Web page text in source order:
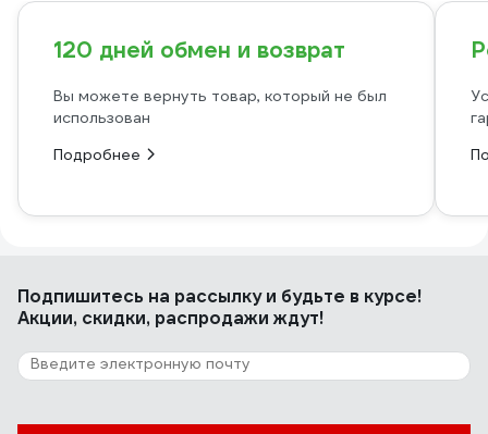
120 дней обмен и возврат
Вы можете вернуть товар, который не был
использован
Подробнее
Подпишитесь на рассылкуи будьте в курсе!
Акции, скидки, распродажи ждут!